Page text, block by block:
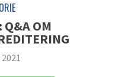
Q&A OM